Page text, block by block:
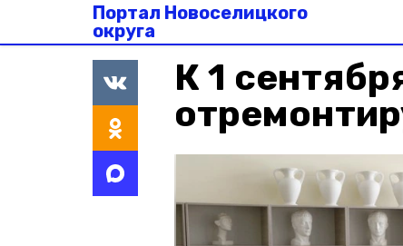
Портал Новоселицкого
округа
К 1